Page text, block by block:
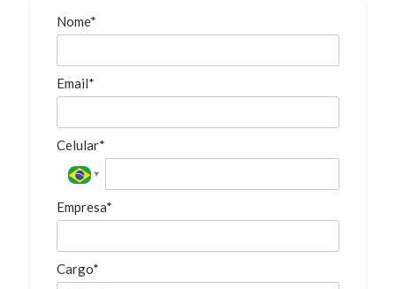
Nome*
Email*
Celular*
Empresa*
Cargo*